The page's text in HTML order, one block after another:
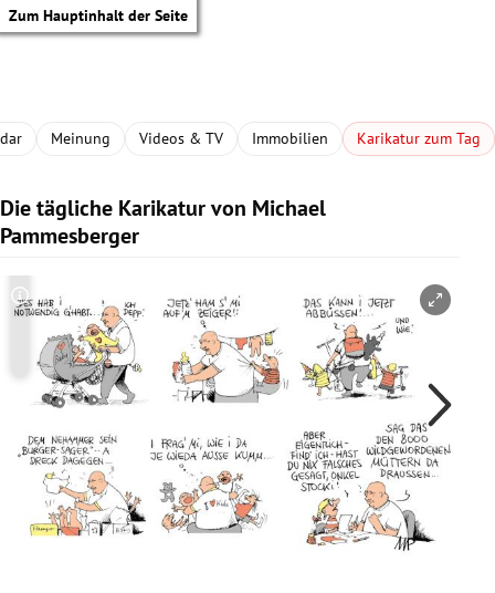
Zum Hauptinhalt der Seite
Untermenü
Untermenü
Meinung Videos & TV Immobilien Karikatur zum Tag
Die tägliche Karikatur von Michael
Pammesberger
Copyright-Hinweis öffnen/schließen